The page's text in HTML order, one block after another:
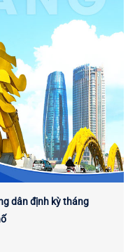
dân định kỳ tháng